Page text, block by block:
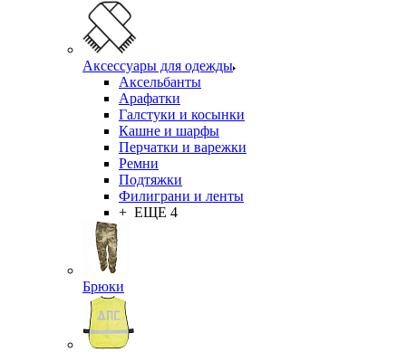
Аксессуары для одежды
Аксельбанты
Арафатки
Галстуки и косынки
Кашне и шарфы
Перчатки и варежки
Ремни
Подтяжки
Филиграни и ленты
+ ЕЩЕ 4
Брюки